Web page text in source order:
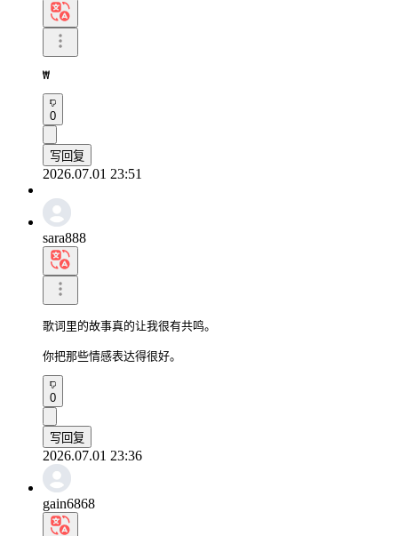
₩
0
写回复
2026.07.01 23:51
sara888
歌词里的故事真的让我很有共鸣。
你把那些情感表达得很好。
0
写回复
2026.07.01 23:36
gain6868